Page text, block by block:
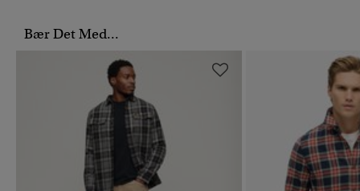
Bær Det Med...